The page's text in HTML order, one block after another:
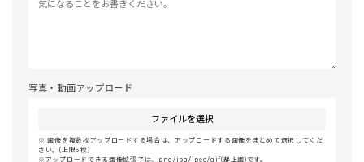
写真・動画アップロード
ファイルを選択
画像を複数枚アップロードする場合は、アップロードする画像をまとめて選択してくだ
さい。(上限5枚)
アップロードできる画像拡張子は、png/jpg/jpeg/gif(静止画)です。